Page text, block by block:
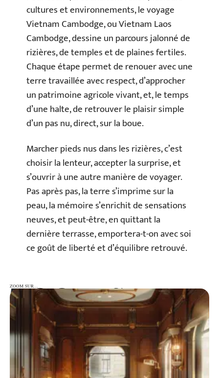
cultures et environnements, le voyage
Vietnam Cambodge, ou Vietnam Laos
Cambodge, dessine un parcours jalonné de
rizières, de temples et de plaines fertiles.
Chaque étape permet de renouer avec une
terre travaillée avec respect, d’approcher
un patrimoine agricole vivant, et, le temps
d’une halte, de retrouver le plaisir simple
d’un pas nu, direct, sur la boue.
Marcher pieds nus dans les rizières, c’est
choisir la lenteur, accepter la surprise, et
s’ouvrir à une autre manière de voyager.
Pas après pas, la terre s’imprime sur la
peau, la mémoire s’enrichit de sensations
neuves, et peut-être, en quittant la
dernière terrasse, emportera-t-on avec soi
ce goût de liberté et d’équilibre retrouvé.
ZOOM SUR…
ZOOM SUR…